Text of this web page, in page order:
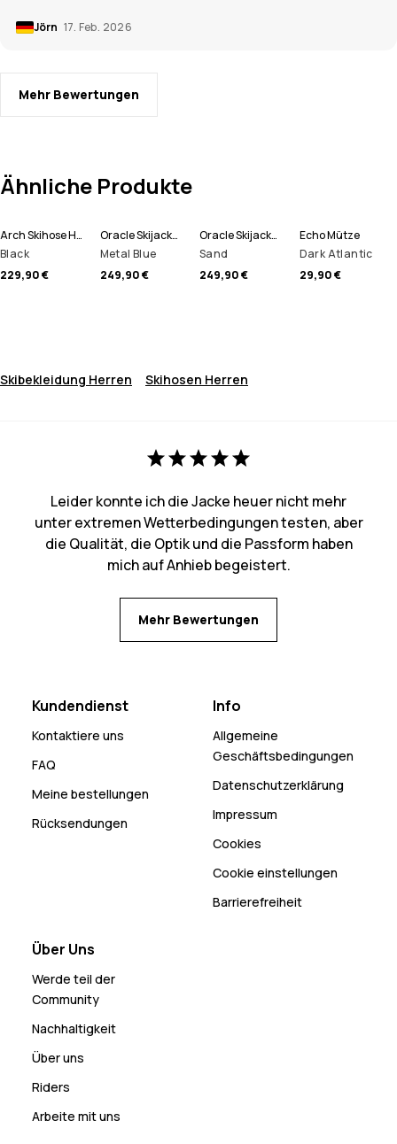
Jörn 17. Feb. 2026
Mehr Bewertungen
Ähnliche Produkte
Arch Skihose Herren
Black
229,90 €
Oracle Skijacke Herren
Metal Blue
249,90 €
Oracle Skijacke Herren
Sand
249,90 €
Echo Mütze
Dark Atlantic
29,90 €
Skibekleidung Herren Skihosen Herren
Leider konnte ich die Jacke heuer nicht mehr
unter extremen Wetterbedingungen testen, aber
die Qualität, die Optik und die Passform haben
mich auf Anhieb begeistert.
Mehr Bewertungen
Kundendienst
Kontaktiere uns
FAQ
Meine bestellungen
Rücksendungen
Info
Allgemeine
Geschäftsbedingungen
Datenschutzerklärung
Impressum
Cookies
Cookie einstellungen
Barrierefreiheit
Über Uns
Werde teil der
Community
Nachhaltigkeit
Über uns
Riders
Arbeite mit uns